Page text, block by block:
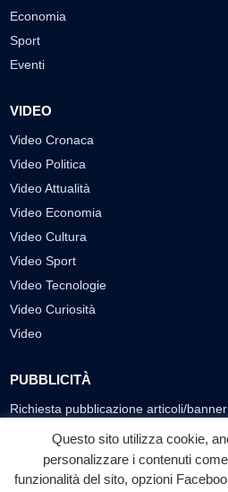
Economia
Sport
Eventi
VIDEO
Video Cronaca
Video Politica
Video Attualità
Video Economia
Video Cultura
Video Sport
Video Tecnologie
Video Curiosità
Video
PUBBLICITÀ
Richiesta pubblicazione articoli/banner
SEGUICI SUI SOCIAL
f ◎
Questo sito utilizza cookie,
personalizzare i contenuti
funzionalità del sito, opzioni